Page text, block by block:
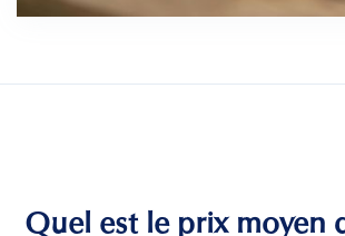
Quel est le prix moyen